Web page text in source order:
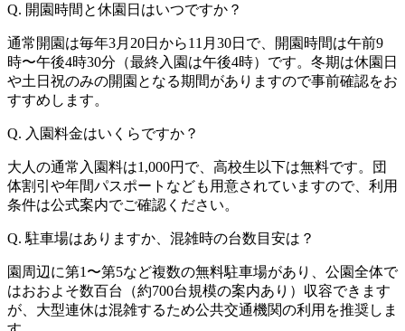
Q. 開園時間と休園日はいつですか？
通常開園は毎年3月20日から11月30日で、開園時間は午前9
時〜午後4時30分（最終入園は午後4時）です。冬期は休園日
や土日祝のみの開園となる期間がありますので事前確認をお
すすめします。
Q. 入園料金はいくらですか？
大人の通常入園料は1,000円で、高校生以下は無料です。団
体割引や年間パスポートなども用意されていますので、利用
条件は公式案内でご確認ください。
Q. 駐車場はありますか、混雑時の台数目安は？
園周辺に第1〜第5など複数の無料駐車場があり、公園全体で
はおおよそ数百台（約700台規模の案内あり）収容できます
が、大型連休は混雑するため公共交通機関の利用を推奨しま